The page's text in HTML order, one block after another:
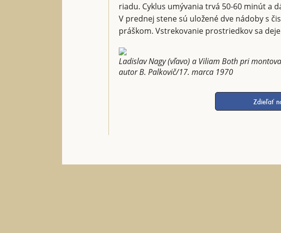
riadu. Cyklus umývania trvá 50-60 minút a
V prednej stene sú uložené dve nádoby s
práškom. Vstrekovanie prostriedkov sa
Ladislav Nagy (vľavo) a Viliam Both pri
autor B. Palkovič/17. marca 1970
Zdieľať